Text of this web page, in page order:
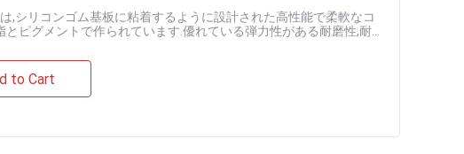
,シリコンゴム基板に粘着するように設計された高性能で柔軟なコ
ピグメントで作られています.優れている弾力性がある耐磨性,耐久
to Cart